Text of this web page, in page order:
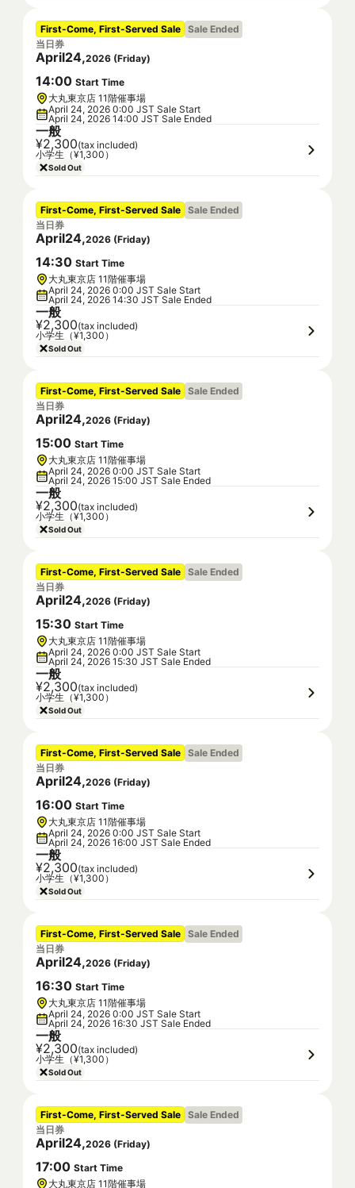
First-Come, First-Served Sale Sale Ended
当日券
April24,2026 (Friday)
14:00 Start Time
大丸東京店 11階催事場
April 24, 2026 0:00 JST Sale Start
April 24, 2026 14:00 JST Sale Ended
一般
¥2,300(tax included)
小学生（¥1,300）
Sold Out
First-Come, First-Served Sale Sale Ended
当日券
April24,2026 (Friday)
14:30 Start Time
大丸東京店 11階催事場
April 24, 2026 0:00 JST Sale Start
April 24, 2026 14:30 JST Sale Ended
一般
¥2,300(tax included)
小学生（¥1,300）
Sold Out
First-Come, First-Served Sale Sale Ended
当日券
April24,2026 (Friday)
15:00 Start Time
大丸東京店 11階催事場
April 24, 2026 0:00 JST Sale Start
April 24, 2026 15:00 JST Sale Ended
一般
¥2,300(tax included)
小学生（¥1,300）
Sold Out
First-Come, First-Served Sale Sale Ended
当日券
April24,2026 (Friday)
15:30 Start Time
大丸東京店 11階催事場
April 24, 2026 0:00 JST Sale Start
April 24, 2026 15:30 JST Sale Ended
一般
¥2,300(tax included)
小学生（¥1,300）
Sold Out
First-Come, First-Served Sale Sale Ended
当日券
April24,2026 (Friday)
16:00 Start Time
大丸東京店 11階催事場
April 24, 2026 0:00 JST Sale Start
April 24, 2026 16:00 JST Sale Ended
一般
¥2,300(tax included)
小学生（¥1,300）
Sold Out
First-Come, First-Served Sale Sale Ended
当日券
April24,2026 (Friday)
16:30 Start Time
大丸東京店 11階催事場
April 24, 2026 0:00 JST Sale Start
April 24, 2026 16:30 JST Sale Ended
一般
¥2,300(tax included)
小学生（¥1,300）
Sold Out
First-Come, First-Served Sale Sale Ended
当日券
April24,2026 (Friday)
17:00 Start Time
大丸東京店 11階催事場